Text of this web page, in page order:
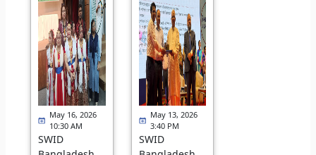
May 16, 2026
10:30 AM
SWID
May 13, 2026
3:40 PM
SWID